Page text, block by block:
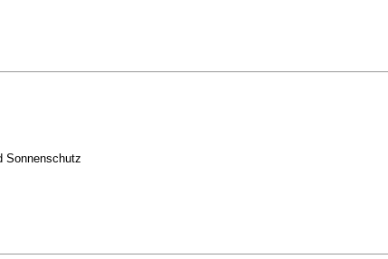
Sonnenschutz